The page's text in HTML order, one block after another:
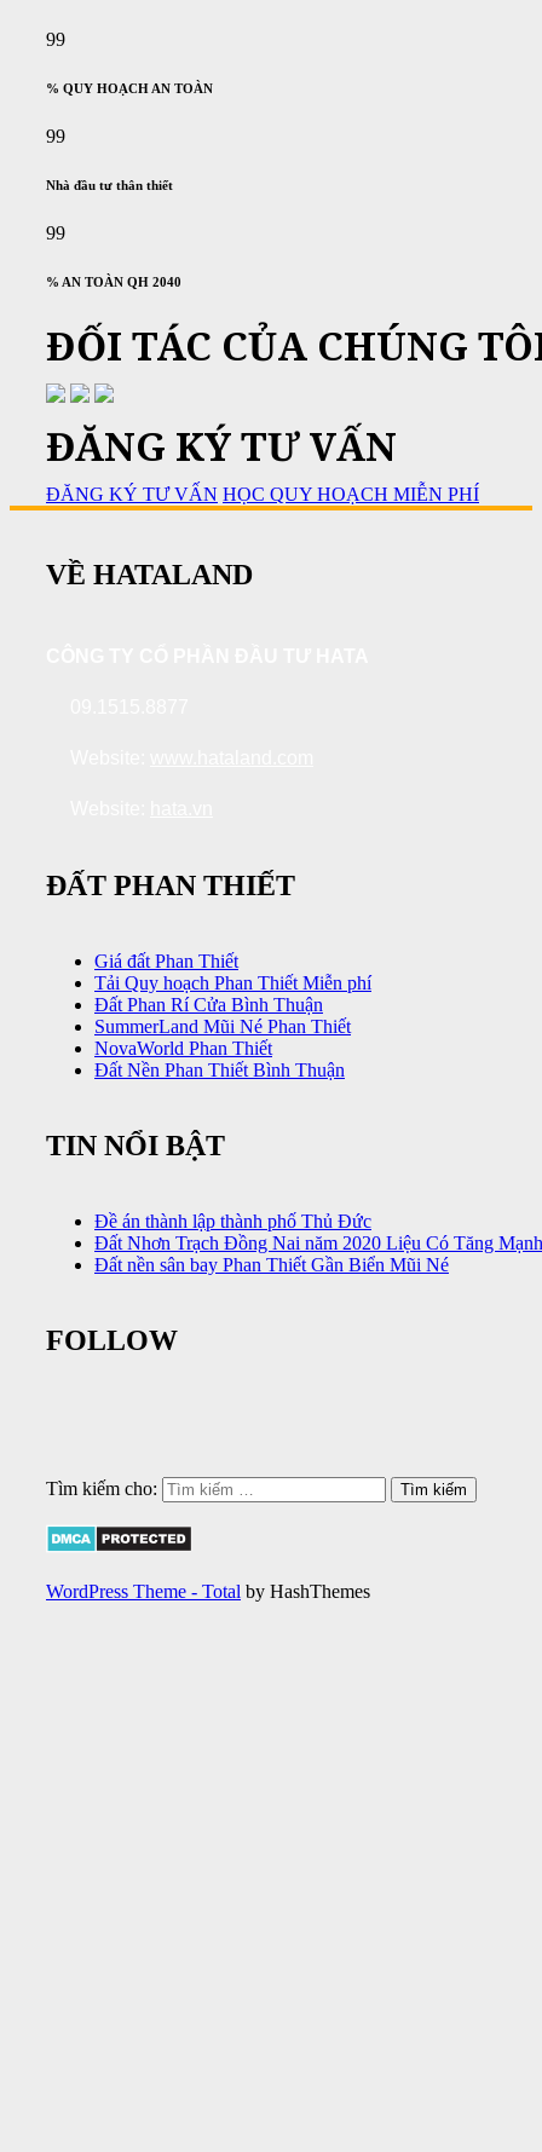
99
% QUY HOẠCH AN TOÀN
99
Nhà đầu tư thân thiết
99
% AN TOÀN QH 2040
ĐỐI TÁC CỦA CHÚNG
ĐĂNG KÝ TƯ VẤN
ĐĂNG KÝ TƯ VẤN HỌC QUY HOẠCH MIỄN PHÍ
VỀ HATALAND
ĐẤT PHAN THIẾT
Giá đất Phan Thiết
Tải Quy hoạch Phan Thiết Miễn phí
Đất Phan Rí Cửa Bình Thuận
SummerLand Mũi Né Phan Thiết
NovaWorld Phan Thiết
Đất Nền Phan Thiết Bình Thuận
TIN NỔI BẬT
Đề án thành lập thành phố Thủ Đức
Đất Nhơn Trạch Đồng Nai năm 2020 Liệu Có Tăng
Đất nền sân bay Phan Thiết Gần Biển Mũi Né
FOLLOW
Tìm kiếm cho:
WordPress Theme - Total by HashThemes